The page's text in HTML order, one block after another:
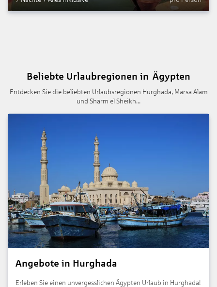
Beliebte Urlaubregionen in Ägypten
Entdecken Sie die beliebten Urlaubsregionen Hurghada, Marsa Alam
und Sharm el Sheikh...
Angebote in Hurghada
Erleben Sie einen unvergesslichen Ägypten Urlaub in Hurghada!